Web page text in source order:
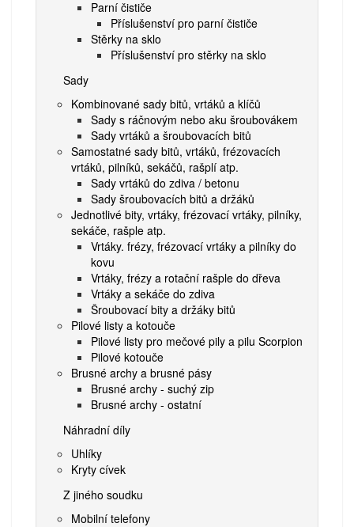
Parní čističe
Příslušenství pro parní čističe
Stěrky na sklo
Příslušenství pro stěrky na sklo
Sady
Kombinované sady bitů, vrtáků a klíčů
Sady s ráčnovým nebo aku šroubovákem
Sady vrtáků a šroubovacích bitů
Samostatné sady bitů, vrtáků, frézovacích
vrtáků, pilníků, sekáčů, rašplí atp.
Sady vrtáků do zdiva / betonu
Sady šroubovacích bitů a držáků
Jednotlivé bity, vrtáky, frézovací vrtáky, pilníky,
sekáče, rašple atp.
Vrtáky. frézy, frézovací vrtáky a pilníky do
kovu
Vrtáky, frézy a rotační rašple do dřeva
Vrtáky a sekáče do zdiva
Šroubovací bity a držáky bitů
Pilové listy a kotouče
Pilové listy pro mečové pily a pilu Scorpion
Pilové kotouče
Brusné archy a brusné pásy
Brusné archy - suchý zip
Brusné archy - ostatní
Náhradní díly
Uhlíky
Kryty cívek
Z jiného soudku
Mobilní telefony